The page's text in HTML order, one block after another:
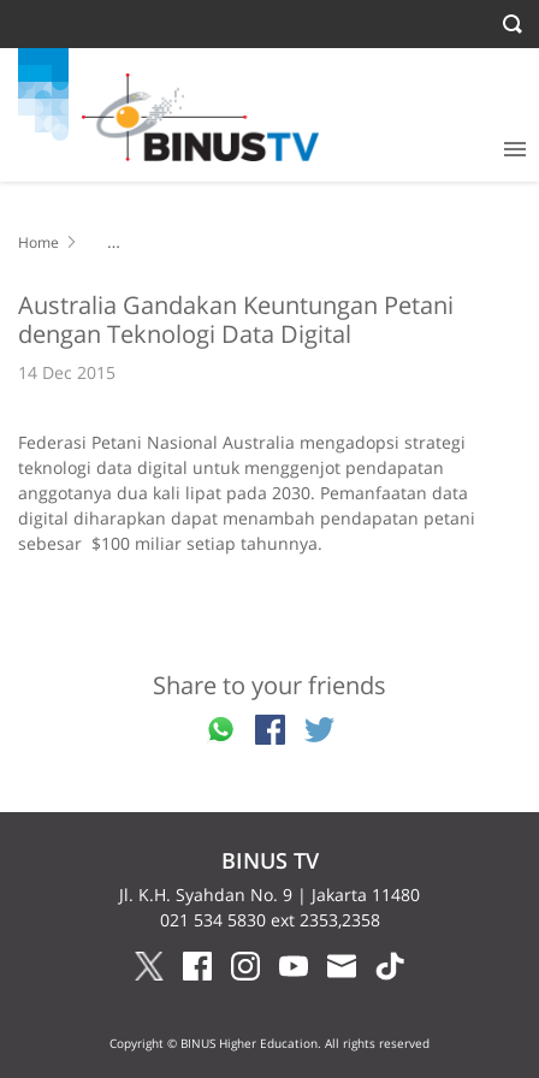
Home
Australia Gandakan Keuntungan Petani
dengan Teknologi Data Digital
14 Dec 2015
Federasi Petani Nasional Australia mengadopsi strategi
teknologi data digital untuk menggenjot pendapatan
anggotanya dua kali lipat pada 2030. Pemanfaatan data
digital diharapkan dapat menambah pendapatan petani
sebesar $100 miliar setiap tahunnya.
Share to your friends
BINUS TV
Jl. K.H. Syahdan No. 9 | Jakarta 11480
021 534 5830 ext 2353,2358
Copyright © BINUS Higher Education. All rights reserved